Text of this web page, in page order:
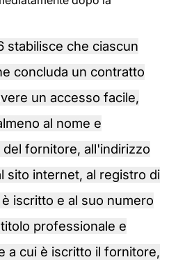
stabilisce che ciascun
concluda un contratto
un accesso facile,
al nome e
fornitore, all'indirizzo
sito internet, al registro di
iscritto e al suo numero
professionale e
a cui è iscritto il fornitore,